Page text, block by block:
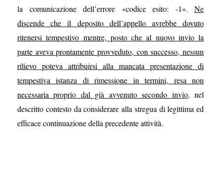
la comunicazione dell’errore «codice esito: -1». Ne
discende che il deposito dell’appello avrebbe dovuto
ritenersi tempestivo mentre, posto che al nuovo invio la
parte aveva prontamente provveduto, con successo, nessun
rilievo poteva attribuirsi alla mancata presentazione di
tempestiva istanza di rimessione in termini, resa non
necessaria proprio dal già avvenuto secondo invio, nel
descritto contesto da considerare alla stregua di legittima ed
efficace continuazione della precedente attività.